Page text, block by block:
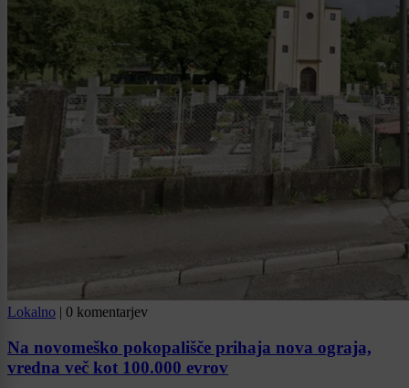
Lokalno | 0 komentarjev
Na novomeško pokopališče prihaja nova ograja,
vredna več kot 100.000 evrov